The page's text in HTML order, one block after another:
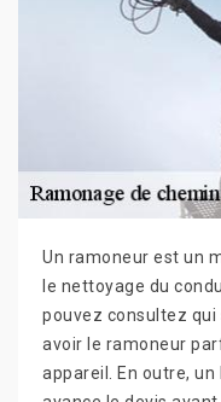
Un ramoneur est un
le nettoyage du
pouvez consultez qui
avoir le ramoneur
appareil. En outre,